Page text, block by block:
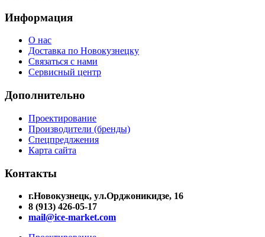
Информация
О нас
Доставка по Новокузнецку
Связаться с нами
Сервисный центр
Дополнительно
Проектирование
Производители (бренды)
Спецпредлжения
Карта сайта
Контакты
г.Новокузнецк, ул.Орджоникидзе, 16
8 (913) 426-05-17
mail@ice-market.com